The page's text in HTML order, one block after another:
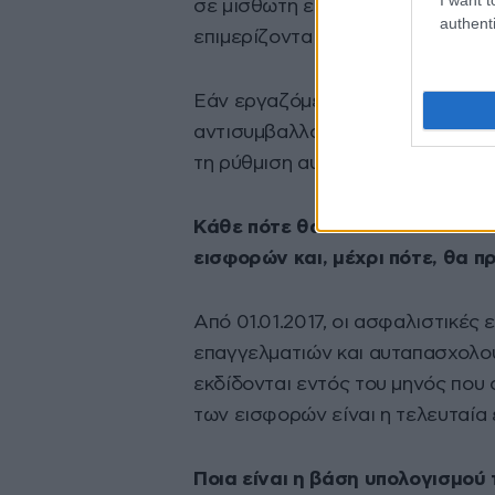
σε μισθωτή εργασία.
επιμερίζονται εισφορές 3,5% και
Εάν εργαζόμενος που αμείβεται
αντισυμβαλλόμενους ή μείνει
τη ρύθμιση αυτή και
Κάθε πότε θα αποστέλλονται
εισφορών και, μέχρι πότε, θα
Από 01.01.2017, οι
επαγγελματιών και
εκδίδονται εντός του μηνός που
των εισφορών είναι η
Ποια είναι η βάση